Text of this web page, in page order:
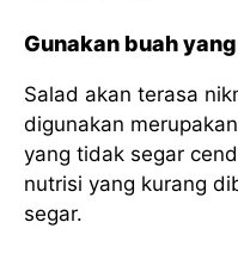
Gunakan buah
Salad akan terasa
digunakan
yang tidak segar
nutrisi yang kurang
segar.